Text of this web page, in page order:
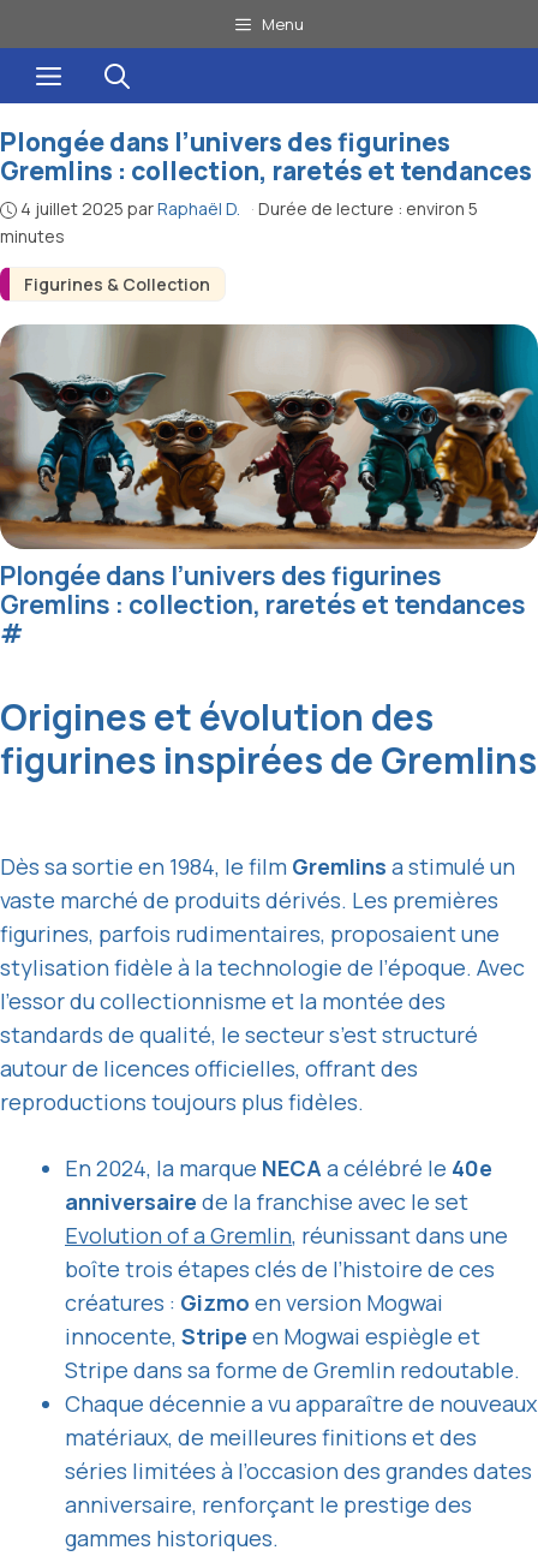
au
contenu
Menu
Menu
Figurines & Collection
Plongée dans l’univers des figurines
Gremlins : collection, raretés et tendances
4 juillet 2025 parRaphaël D. · Durée de lecture : environ 5
minutes
Plongée dans l’univers des figurines
Gremlins : collection, raretés et tendances
#
Origines et évolution des
figurines inspirées de Gremlins
Dès sa sortie en 1984, le film Gremlins a stimulé un
vaste marché de produits dérivés. Les premières
figurines, parfois rudimentaires, proposaient une
stylisation fidèle à la technologie de l’époque. Avec
l’essor du collectionnisme et la montée des
standards de qualité, le secteur s’est structuré
autour de licences officielles, offrant des
reproductions toujours plus fidèles.
En 2024, la marque NECA a célébré le 40e
anniversaire de la franchise avec le set
Evolution of a Gremlin, réunissant dans une
boîte trois étapes clés de l’histoire de ces
créatures : Gizmo en version Mogwai
innocente, Stripe en Mogwai espiègle et
Stripe dans sa forme de Gremlin redoutable.
Chaque décennie a vu apparaître de nouveaux
matériaux, de meilleures finitions et des
séries limitées à l’occasion des grandes dates
anniversaire, renforçant le prestige des
gammes historiques.